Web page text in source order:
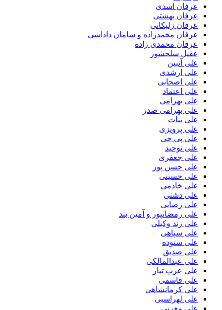
عرفان اسدی
عرفان بهشتی
عرفان زلیکانی
عرفان محمدزاده و سامان داداشی
عرفان محمدی زاده
عقیل سلحشور
علی آتبین
علی ارشدی
علی اصحابی
علی اعتماد
علی بهرامی
علی بهرامی صدر
علی بیات
علی پرویزی
علی پی جی
علی توحید
علی جعفری
علی حسن پور
علی حسینی
علی خادمی
علی دشتی
علی رضایی
علی رمضانپور و آمین بند
علی زند وکیلی
علی سپاهی
علی ستوده
علی صدیق
علی عبدالمالکی
علی عرب تبار
علی قاسمی
علی کرمانشاهی
علی لهراسبی
علی مغربی